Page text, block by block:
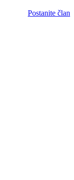
Postanite član